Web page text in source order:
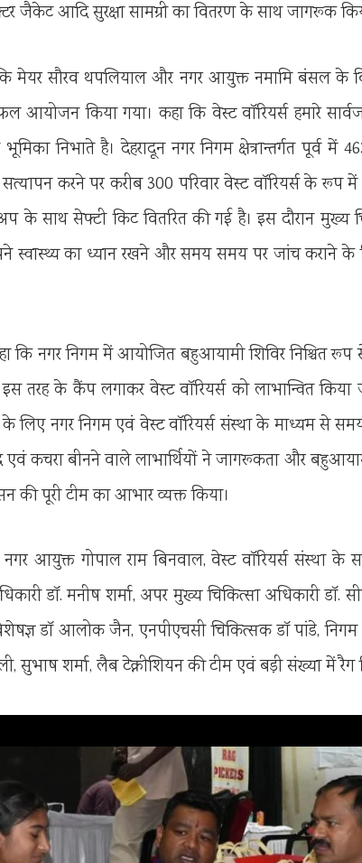
जैकेट आदि सुरक्षा सामग्री का वितरण के साथ जागरूक
मेयर सौरव थपलियाल और नगर आयुक्त नमामि बंसल के
आयोजन किया गया। कहा कि वेस्ट वॉरियर्स हमारे
निभाते है। देहरादून नगर निगम क्षेत्रान्तर्गत पूर्व में
सत्यापन करने पर करीब 300 परिवार वेस्ट वॉरियर्स के
के साथ सेफ्टी किट वितरित की गई है। इस दौरान मुख्य
स्वास्थ्य का ध्यान रखने और समय समय पर जांच कराने के
कि नगर निगम में आयोजित बहुआयामी शिविर निश्चित रूप
तरह के कैंप लगाकर वेस्ट वॉरियर्स को लाभान्वित किया
के लिए नगर निगम एवं वेस्ट वॉरियर्स संस्था के माध्यम से
एवं कचरा बीनने वाले लाभार्थियों ने जागरूकता और
की पूरी टीम का आभार व्यक्त किया।
आयुक्त गोपाल राम बिनवाल, वेस्ट वॉरियर्स संस्था के
डॉ. मनीष शर्मा, अपर मुख्य चिकित्सा अधिकारी डॉ.
डॉ आलोक जैन, एनपीएचसी चिकित्सक डॉ पांडे, निगम
सुभाष शर्मा, लैब टेक्नीशियन की टीम एवं बड़ी संख्या में रैग